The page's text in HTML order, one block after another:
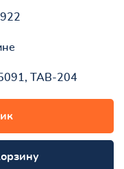
TAB-204